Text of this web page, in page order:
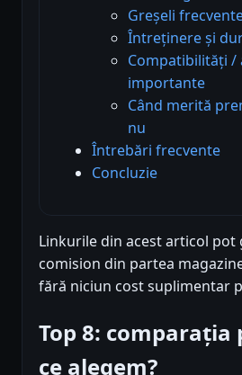
Greșeli
Întreținere și
Compatibilități /
importante
Când merită
nu
Întrebări frecvente
Concluzie
Linkurile din acest articol pot
comision din partea
fără niciun cost suplimentar
Top 8: comparația
ce alegem?